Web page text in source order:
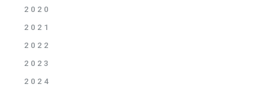
2020
2021
2022
2023
2024